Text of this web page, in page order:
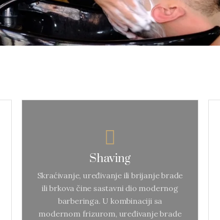
Shaving
Skraćivanje, uređivanje ili brijanje brade
ili brkova čine sastavni dio modernog
barberinga. U kombinaciji sa
modernom frizurom, uređivanje brade
Shaving
Skraćivanje, uređivanje ili brijanje
modernog barberinga. U
frizurom, uređivanje brade uz